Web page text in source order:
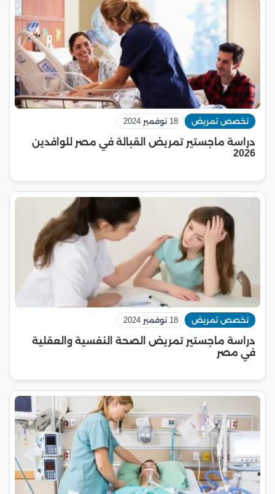
تخصص تمريض 18 نوفمبر 2024
دراسة ماجستير تمريض القبالة في مصر للوافدين
2026
تخصص تمريض 18 نوفمبر 2024
دراسة ماجستير تمريض الصحة النفسية والعقلية
في مصر